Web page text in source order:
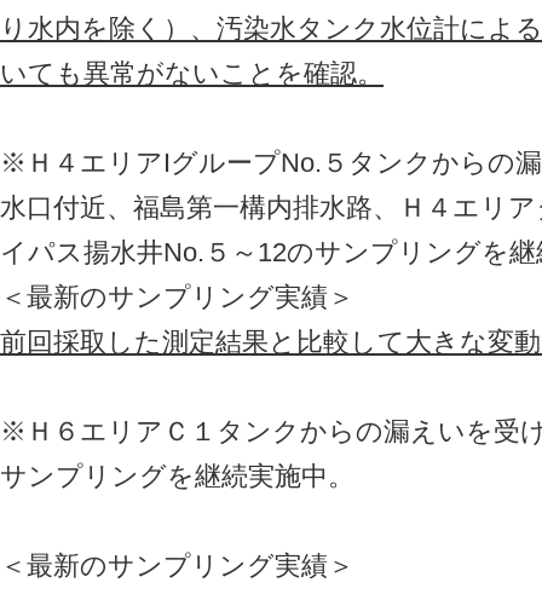
り水内を除く）、汚染水タンク水位計によ
いても異常がないことを確認。
※Ｈ４エリアIグループNo.５タンクからの
水口付近、福島第一構内排水路、Ｈ４エリ
イパス揚水井No.５～12のサンプリングを
＜最新のサンプリング実績＞
前回採取した測定結果と比較して大きな変
※Ｈ６エリアＣ１タンクからの漏えいを受
サンプリングを継続実施中。
＜最新のサンプリング実績＞